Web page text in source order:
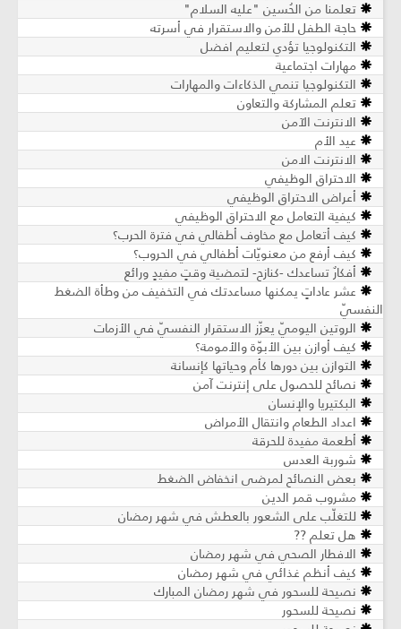
تعلمنا من الحُسين "عليه السلام"
حاجة الطفل للأمن والاستقرار في أسرته
التكنولوجيا تؤدي لتعليم افضل
مهارات اجتماعية
التكنولوجيا تنمي الذكاءات والمهارات
تعلم المشاركة والتعاون
الانترنت الآمن
عيد الأم
الانترنت الامن
الاحتراق الوظيفي
أعراض الاحتراق الوظيفي
كيفية التعامل مع الاحتراق الوظيفي
كيف أتعامل مع مخاوف أطفالي في فترة الحرب؟
كيف أرفع من معنويّات أطفالي في الحروب؟
أفكارٌ تساعدك -كنازحٍ- لتمضية وقتٍ مفيدٍ ورائع
عشر عاداتٍ يمكنها مساعدتك في التخفيف من وطأة الضغط
النفسيّ
الروتين اليوميّ يعزّز الاستقرار النفسيّ في الأزمات
كيف أوازن بين الأبوّة والأمومة؟
التوازن بين دورها كأم وحياتها كإنسانة
نصائح للحصول على إنترنت آمن
البكتيريا والإنسان
اعداد الطعام وانتقال الأمراض
أطعمة مفيدة للحرقة
شوربة العدس
بعض النصائح لمرضى انخفاض الضغط
مشروب قمر الدين
للتغلّب على الشعور بالعطش في شهر رمضان
هل تعلم ??
الافطار الصحي في شهر رمضان
كيف أنظم غذائي في شهر رمضان
نصيحة للسحور في شهر رمضان المبارك
نصيحة للسحور